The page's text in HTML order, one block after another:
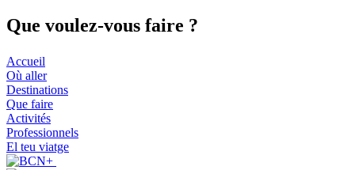
Que voulez-vous faire ?
Accueil
Où aller
Destinations
Que faire
Activités
Professionnels
El teu viatge